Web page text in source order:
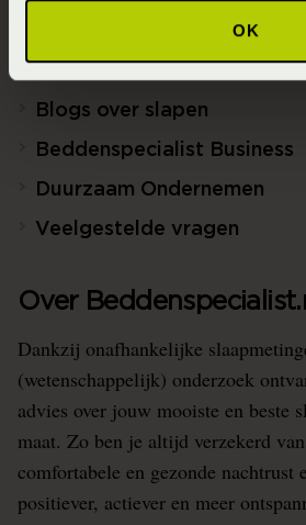
OK
Ontwerp jouw bed in 3D!
Blogs over slapen
Beddenspecialist Business
Duurzaam Ondernemen
Veelgestelde vragen
Over
Dankzij onafhankelijke
(wetenschappelijk) onderzoek
advies over jouw mooiste en beste
maat. Zo ben je altijd verzekerd
comfortabele en gezonde nachtrust
positiever, actiever en meer